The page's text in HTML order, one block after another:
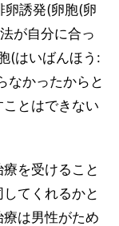
卵誘発(卵胞(卵
が自分に合っ
(はいばんほう:
なかったからと
とはできない
を受けること
てくれるかと
は男性がため